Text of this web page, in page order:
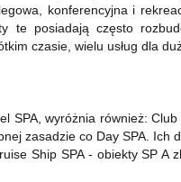
konferencyjna i
te posiadają często
czasie, wielu usług dla
SPA, wyróżnia również:
zasadzie co Day SPA. Ich
Ship SPA - obiekty SP A